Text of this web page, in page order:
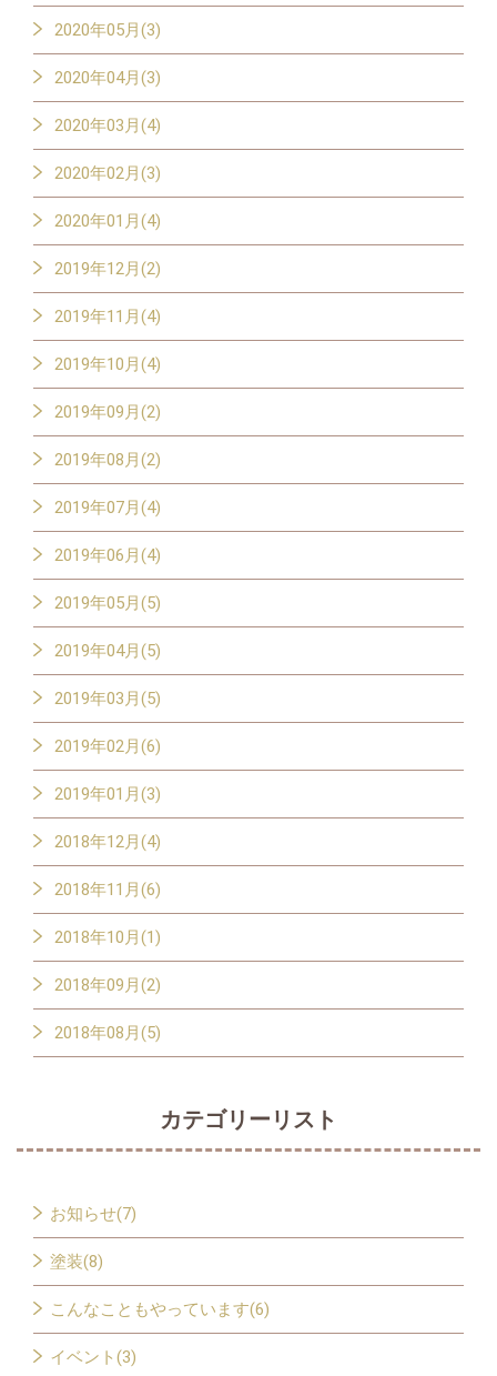
2020年05月(3)
2020年04月(3)
2020年03月(4)
2020年02月(3)
2020年01月(4)
2019年12月(2)
2019年11月(4)
2019年10月(4)
2019年09月(2)
2019年08月(2)
2019年07月(4)
2019年06月(4)
2019年05月(5)
2019年04月(5)
2019年03月(5)
2019年02月(6)
2019年01月(3)
2018年12月(4)
2018年11月(6)
2018年10月(1)
2018年09月(2)
2018年08月(5)
カテゴリーリスト
お知らせ(7)
塗装(8)
こんなこともやっています(6)
イベント(3)